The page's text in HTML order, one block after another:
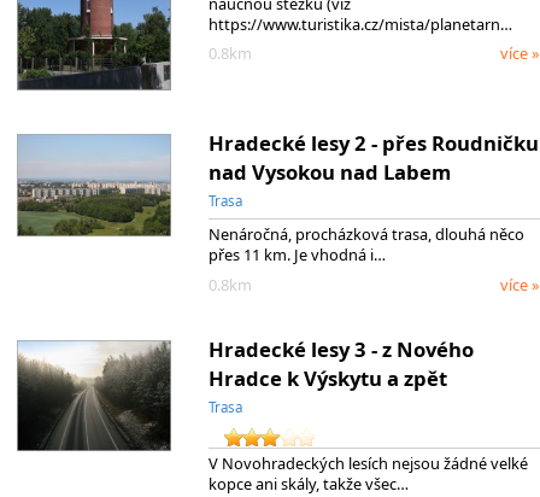
https://www.turistika.cz/mista/planetarn…
0.8km
více »
Hradecké lesy 2 - přes Roudničku
nad Vysokou nad Labem
Trasa
Nenáročná, procházková trasa, dlouhá něco
přes 11 km. Je vhodná i…
0.8km
více »
Hradecké lesy 3 - z Nového
Hradce k Výskytu a zpět
Trasa
V Novohradeckých lesích nejsou žádné velké
kopce ani skály, takže všec…